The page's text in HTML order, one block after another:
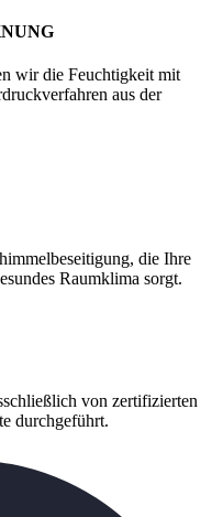
wir die Feuchtigkeit mit
aus der
die Ihre
Raumklima sorgt.
von zertifizierten
durchgeführt.